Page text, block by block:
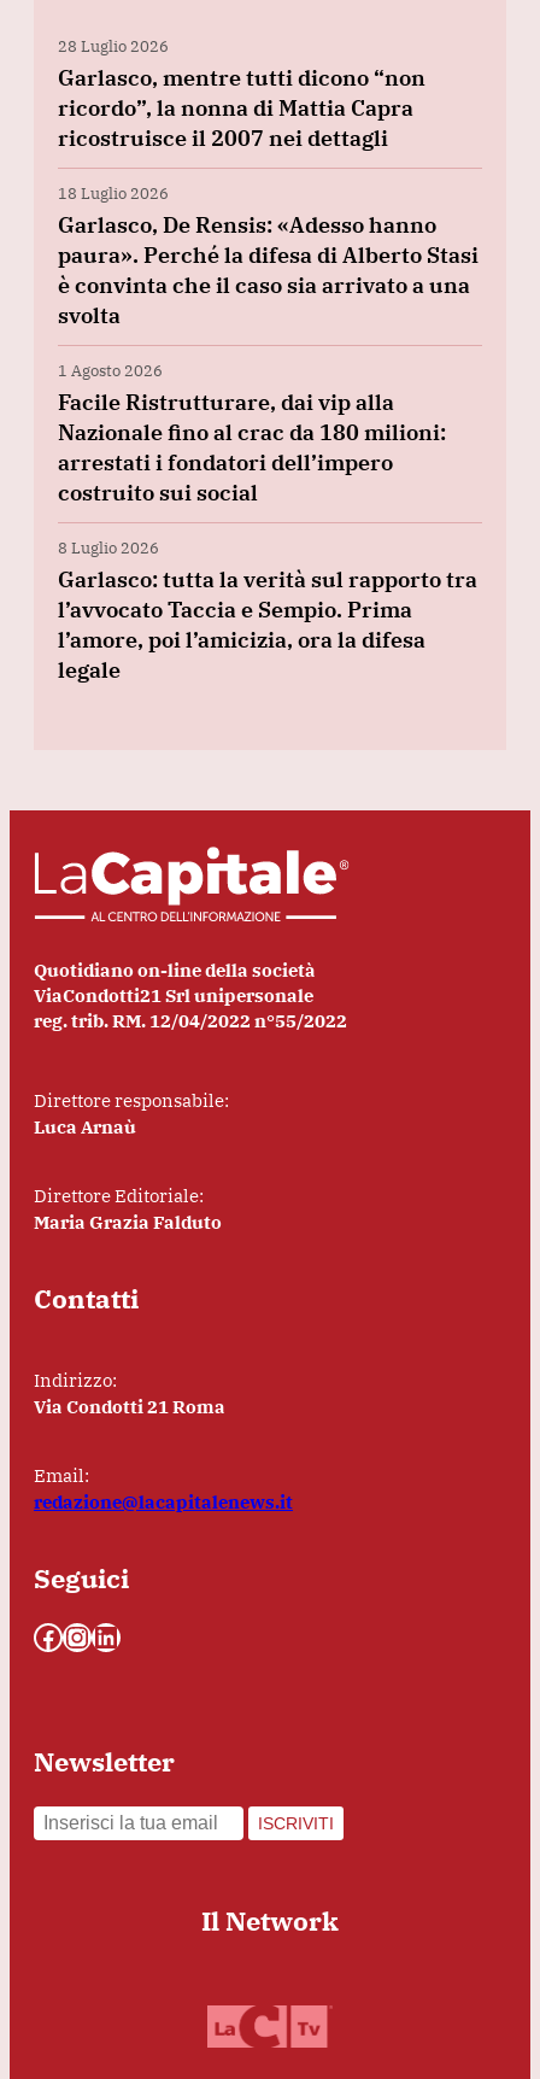
28 Luglio 2026
Garlasco, mentre tutti dicono “non
ricordo”, la nonna di Mattia Capra
ricostruisce il 2007 nei dettagli
18 Luglio 2026
Garlasco, De Rensis: «Adesso hanno
paura». Perché la difesa di Alberto Stasi
è convinta che il caso sia arrivato a una
svolta
1 Agosto 2026
Facile Ristrutturare, dai vip alla
Nazionale fino al crac da 180 milioni:
arrestati i fondatori dell’impero
costruito sui social
8 Luglio 2026
Garlasco: tutta la verità sul rapporto tra
l’avvocato Taccia e Sempio. Prima
l’amore, poi l’amicizia, ora la difesa
legale
Quotidiano on-line della società
ViaCondotti21 Srl unipersonale
reg. trib. RM. 12/04/2022 n°55/2022
Direttore responsabile:
Luca Arnaù
Direttore Editoriale:
Maria Grazia Falduto
Contatti
Indirizzo:
Via Condotti 21 Roma
Email:
redazione@lacapitalenews.it
Seguici
Facebook InstagramLinkedIn
Newsletter
ISCRIVITI
Il Network